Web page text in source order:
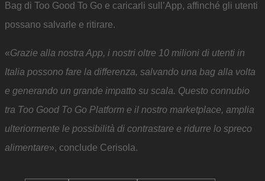
Bag di Too Good To Go e caricarli sull’App, affinché gli utenti
possano salvarle e ritirare.
«Grazie alla nostra App, i nostri oltre 10 milioni di utenti in
Italia possono fare la differenza, salvando una bag alla volta
e generando un grande impatto su scala. Questo connubio
tra Too Good To Go Platform e il nostro marketplace, amplia
ulteriormente le possibilità di contrastare e ridurre lo spreco
alimentare», conclude Cerisola.